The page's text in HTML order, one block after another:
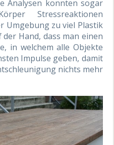
Analysen konnten sogar
Stressreaktionen
Umgebung zu viel Plastik
Hand, dass man einen
in welchem alle Objekte
Impulse geben, damit
nichts mehr